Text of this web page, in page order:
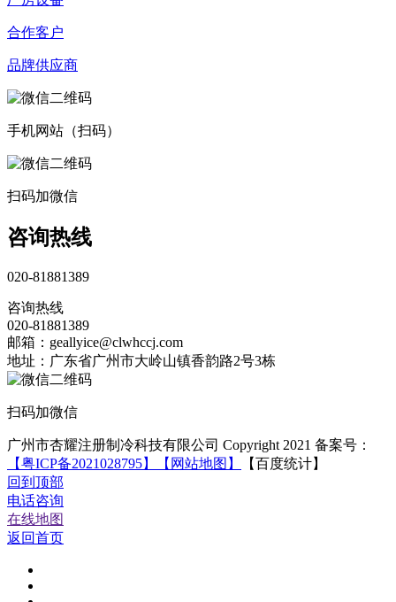
合作客户
品牌供应商
手机网站（扫码）
扫码加微信
咨询热线
020-81881389
咨询热线
020-81881389
邮箱：geallyice@clwhccj.com
地址：广东省广州市大岭山镇香韵路2号3栋
扫码加微信
广州市杏耀注册制冷科技有限公司 Copyright 2021 备案号：
【粤ICP备2021028795】
【网站地图】
【百度统计】
回到顶部
电话咨询
在线地图
返回首页